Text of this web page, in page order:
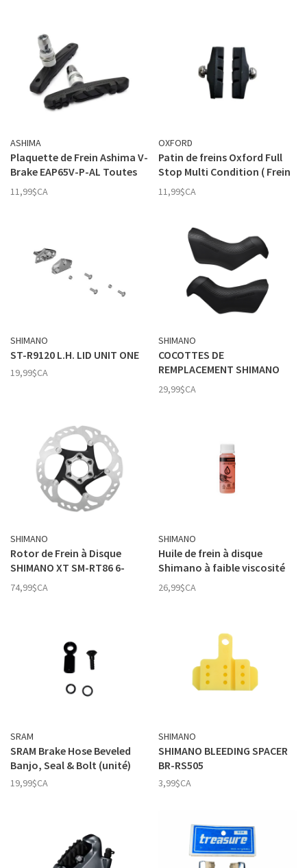
ASHIMA
Plaquette de Frein Ashima V-
Brake EAP65V-P-AL Toutes
Conditions
11,99$CA
OXFORD
Patin de freins Oxford Full
Stop Multi Condition ( Frein
Latéral)
11,99$CA
SHIMANO
ST-R9120 L.H. LID UNIT ONE
19,99$CA
SHIMANO
COCOTTES DE
REMPLACEMENT SHIMANO
ST-RX810
29,99$CA
SHIMANO
Rotor de Frein à Disque
SHIMANO XT SM-RT86 6-
Boulons E-Bike 160 mm
74,99$CA
SHIMANO
Huile de frein à disque
Shimano à faible viscosité
SM‑LVOIL – 100 ml
26,99$CA
SRAM
SRAM Brake Hose Beveled
Banjo, Seal & Bolt (unité)
19,99$CA
SHIMANO
SHIMANO BLEEDING SPACER
BR-RS505
3,99$CA